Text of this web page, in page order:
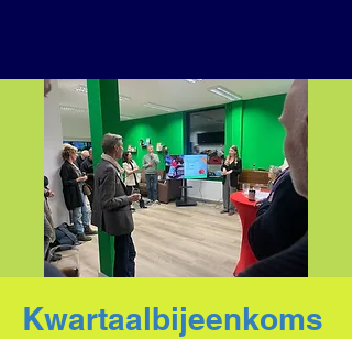
Kwartaalbijeenkoms